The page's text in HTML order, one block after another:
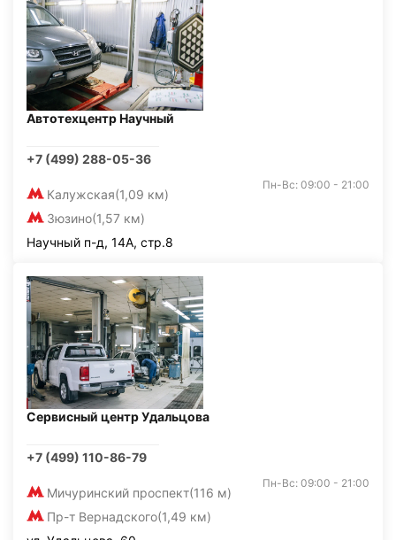
Автотехцентр Научный
+7 (499) 288-05-36
Калужская(1,09 км)
Зюзино(1,57 км)
Пн-Вс: 09:00 - 21:00
Научный п-д, 14А, стр.8
Сервисный центр Удальцова
+7 (499) 110-86-79
Мичуринский проспект(116 м)
Пр-т Вернадского(1,49 км)
Пн-Вс: 09:00 - 21:00